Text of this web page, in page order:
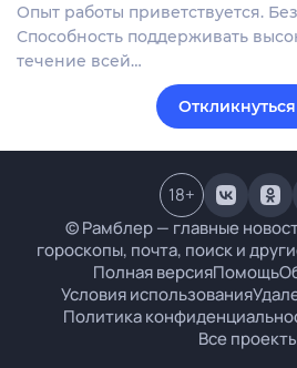
Опыт работы приветствуется.
Способность поддерживать
течение всей…
Откликнуться
© Рамблер — главные
гороскопы, почта, поиск и
Полная версияПомощь
Условия использования
Политика
Все
18+